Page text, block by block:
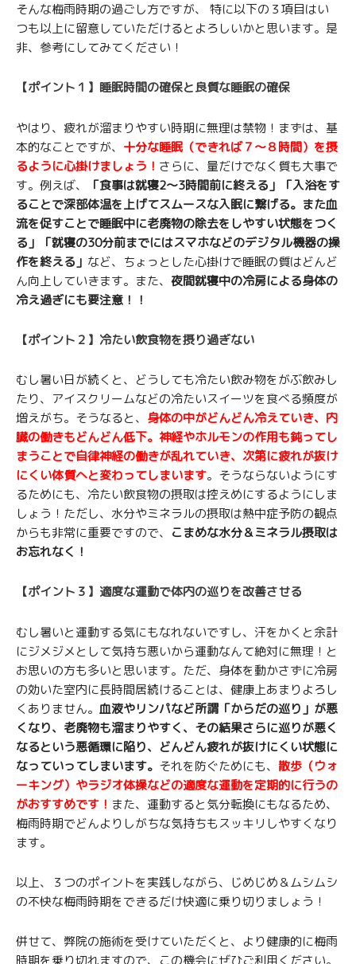
そんな梅雨時期の過ごし方ですが、 特に以下の３項目はい
つも以上に留意していただけるとよろしいかと思います。是
非、参考にしてみてください！
【ポイント１】睡眠時間の確保と良質な睡眠の確保
やはり、疲れが溜まりやすい時期に無理は禁物！まずは、基
本的なことですが、 十分な睡眠（できれば７〜８時間）を摂
るように心掛けましょう！ さらに、量だけでなく質も大事で
す。例えば、
「食事は就寝2〜3時間前に終える」「入浴をす
ることで深部体温を上げてスムースな入眠に繋げる。また血
流を促すことで睡眠中に老廃物の除去をしやすい状態をつく
る」「就寝の30分前までにはスマホなどのデジタル機器の操
作を終える」 など、ちょっとした心掛けで睡眠の質はどんど
ん向上していきます。また、 夜間就寝中の冷房による身体の
冷え過ぎにも要注意！！
【ポイント２】冷たい飲食物を摂り過ぎない
むし暑い日が続くと、どうしても冷たい飲み物をがぶ飲みし
たり、アイスクリームなどの冷たいスイーツを食べる頻度が
増えがち。そうなると、 身体の中がどんどん冷えていき、内
臓の働きもどんどん低下。神経やホルモンの作用も鈍ってし
まうことで自律神経の働きが乱れていき、次第に疲れが抜け
にくい体質へと変わってしまいます。そうならないようにす
るためにも、冷たい飲食物の摂取は控えめにするようにしま
しょう！ただし、水分やミネラルの摂取は熱中症予防の観点
からも非常に重要ですので、 こまめな水分＆ミネラル摂取は
お忘れなく！
【ポイント３】適度な運動で体内の巡りを改善させる
むし暑いと運動する気にもなれないですし、汗をかくと余計
にジメジメとして気持ち悪いから運動なんて絶対に無理！と
お思いの方も多いと思います。ただ、身体を動かさずに冷房
の効いた室内に長時間居続けることは、健康上あまりよろし
くありません。 血液やリンパなど所謂「からだの巡り」が悪
くなり、老廃物も溜まりやすく、その結果さらに巡りが悪く
なるという悪循環に陥り、どんどん疲れが抜けにくい状態に
なっていってしまいます。 それを防ぐためにも、 散歩（ウォ
ーキング）やラジオ体操などの適度な運動を定期的に行うの
がおすすめです！ また、運動すると気分転換にもなるため、
梅雨時期でどんよりしがちな気持ちもスッキリしやすくなり
ます。
以上、３つのポイントを実践しながら、じめじめ＆ムシムシ
の不快な梅雨時期をできるだけ快適に乗り切りましょう！
併せて、弊院の施術を受けていただくと、より健康的に梅雨
時期を乗り切れますので、この機会にぜひご利用ください。